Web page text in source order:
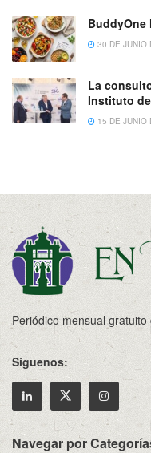
BuddyOne
30 DE JUNIO
La
Instituto
15 DE JUNIO
Periódico mensual
Síguenos:
Navegar por